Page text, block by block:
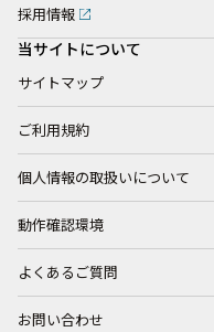
採用情報
当サイトについて
サイトマップ
ご利用規約
個人情報の取扱いについて
動作確認環境
よくあるご質問
お問い合わせ